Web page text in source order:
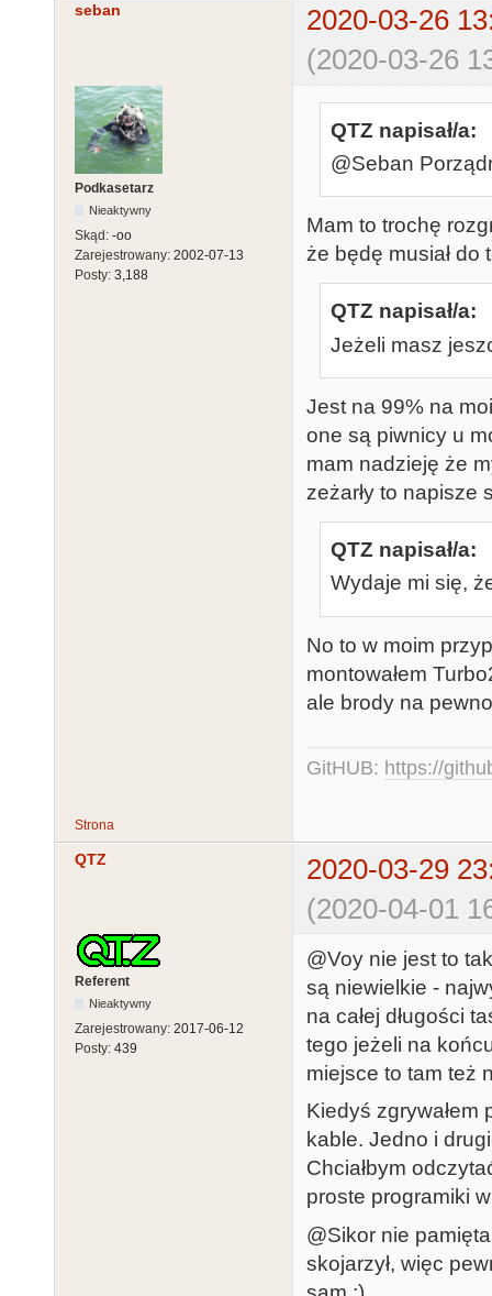
seban
2020-03-26
(2020-03-26
Podkasetarz
Nieaktywny
Skąd: -oo
Zarejestrowany: 2002-07-13
Posty: 3,188
QTZ napisał/a:
@Seban
Mam to trochę
że będę musiał do
QTZ napisał/a:
Jeżeli masz
Jest na 99% na
one są piwnicy u
mam nadzieję że
zeżarły to napisze
QTZ napisał/a:
Wydaje mi się,
No to w moim
montowałem
ale brody na
GitHUB: https://
Strona
QTZ
2020-03-29
(2020-04-01
Referent
Nieaktywny
Zarejestrowany: 2017-06-12
Posty: 439
@Voy nie jest to
są niewielkie -
na całej długości
tego jeżeli na
miejsce to tam też
Kiedyś zgrywałem
kable. Jedno i
Chciałbym
proste programiki
@Sikor nie
skojarzył, więc